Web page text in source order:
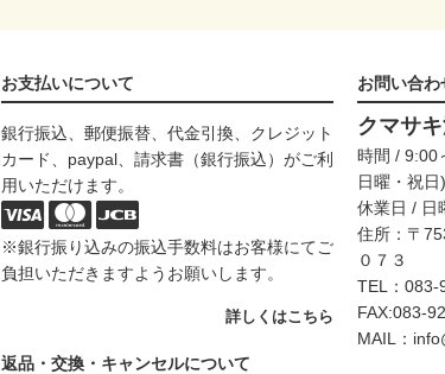
お支払いについて
銀行振込、郵便振替、代金引換、クレジット
カード、paypal、請求書（銀行振込）がご利
用いただけます。
※銀行振り込みの振込手数料はお客様にてご
負担いただきますようお願いします。
詳しくはこちら
返品・交換・キャンセルについて
お問い合わ
クマサ
時間 /
日曜・祝日)
休業日 / 日
住所：〒
０７３
TEL：083-
FAX:083-
MAIL：